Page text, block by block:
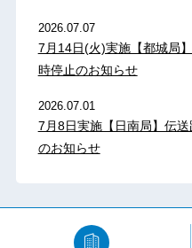
2026.07.07
7月14日(火)実施【都城局
時停止のお知らせ
2026.07.01
7月8日実施【日南局】伝
のお知らせ